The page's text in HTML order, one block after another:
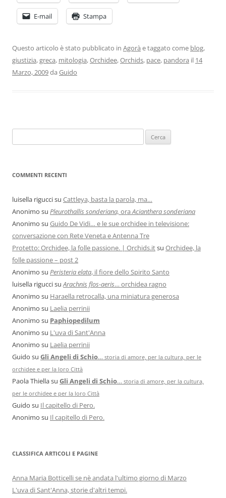
E-mail Stampa
Questo articolo è stato pubblicato in Agorà e taggato come blog,
giustizia,greca, mitologia,Orchidee,Orchids, pace, pandora il 14
Marzo, 2009da Guido
COMMENTI RECENTI
luisella riguccisu Cattleya, basta la parola, ma…
Anonimo su Pleurothallis sonderiana, ora Acianthera sonderiana
Anonimo su Guido De Vidi… e le sue orchidee in televisione:
conversazione con Rete Veneta e Antenna Tre
Protetto: Orchidee, la folle passione. | Orchids.itsu Orchidee, la
folle passione – post 2
Anonimo su Peristeria elata, il fiore dello Spirito Santo
luisella riguccisu Arachnis flos-aeris… orchidea ragno
Anonimo su Haraella retrocalla, una miniatura generosa
Anonimo su Laelia perrinii
Anonimo su Paphiopedilum
Anonimo su L'uva di Sant'Anna
Anonimo su Laelia perrinii
Guido su Gli Angeli di Schio… storia di amore, per la cultura, per le
orchidee e per la loro Città
Paola Thiellasu Gli Angeli di Schio… storia di amore, per la cultura,
per le orchidee e per la loro Città
Guido su Il capitello di Pero.
Anonimo su Il capitello di Pero.
CLASSIFICA ARTICOLI E PAGINE
Anna Maria Botticelli se nè andata l'ultimo giorno di Marzo
L'uva di Sant'Anna, storie d'altri tempi.